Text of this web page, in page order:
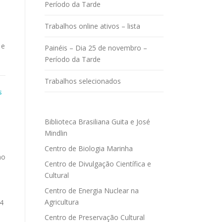
Período da Tarde
Trabalhos online ativos – lista
Painéis – Dia 25 de novembro –
Período da Tarde
Trabalhos selecionados
Biblioteca Brasiliana Guita e José
Mindlin
Centro de Biologia Marinha
Centro de Divulgação Científica e
Cultural
Centro de Energia Nuclear na
Agricultura
Centro de Preservação Cultural